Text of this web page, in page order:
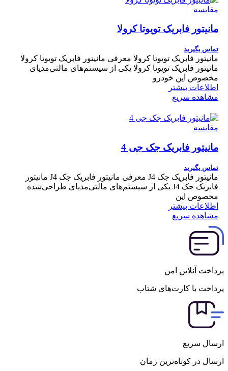
مقایسه
مانیتور فابریک تویوتا کرولا
تماس بگیرید
مانیتور فابریک تویوتا کرولا معرفی مانیتور فابریک تویوتا کرولا
مانیتور فابریک تویوتا کرولا یکی از سیستم‌های مالتی‌مدیای
مخصوص این خودرو
اطلاعات بیشتر
مشاهده سریع
مقایسه
مانیتور فابریک جک جی 4
تماس بگیرید
مانیتور فابریک جک J4 معرفی مانیتور فابریک جک J4 مانیتور
فابریک جک J4 یکی از سیستم‌های مالتی‌مدیای طراحی‌شده
مخصوص این
اطلاعات بیشتر
مشاهده سریع
پرداخت آنلاین امن
پرداخت با کارت‌های شتاب
ارسال سریع
ارسال در کوتاه‌ترین زمان